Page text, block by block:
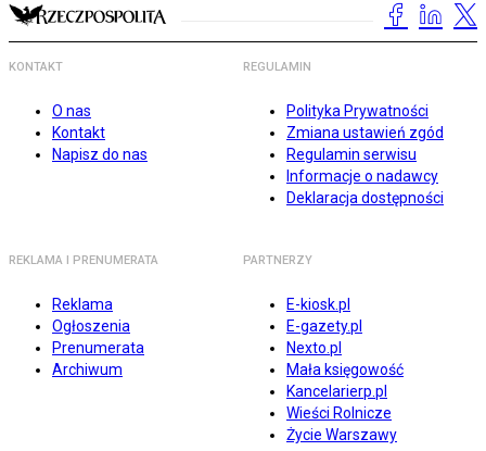
KONTAKT
O nas
Kontakt
Napisz do nas
REGULAMIN
Polityka Prywatności
Zmiana ustawień zgód
Regulamin serwisu
Informacje o nadawcy
Deklaracja dostępności
REKLAMA I PRENUMERATA
Reklama
Ogłoszenia
Prenumerata
Archiwum
PARTNERZY
E-kiosk.pl
E-gazety.pl
Nexto.pl
Mała księgowość
Kancelarierp.pl
Wieści Rolnicze
Życie Warszawy